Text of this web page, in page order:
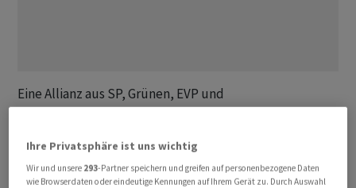
Eine Allianz aus SP, Grünen, EVP und
beschlossenen Lockerungen bei der Ausfuhr und
Wiederausfuhr von Kriegsmaterial eingereicht.
Ihre Privatsphäre ist uns wichtig
Wir und unsere 293-Partner speichern und greifen auf personenbezogene Daten
wie Browserdaten oder eindeutige Kennungen auf Ihrem Gerät zu. Durch Auswahl